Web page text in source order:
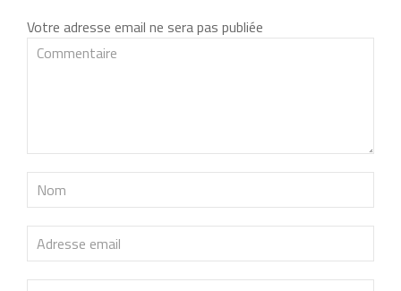
Votre adresse email ne sera pas publiée